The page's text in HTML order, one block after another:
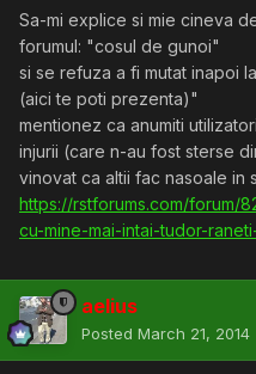
Sa-mi explice si mie cineva
forumul: "cosul de gunoi"
si se refuza a fi mutat inapoi
(aici te poti prezenta)"
mentionez ca anumiti
injurii (care n-au fost sterse
vinovat ca altii fac nasoale in
https://rstforums.com/forum/
cu-mine-mai-intai-tudor-
aelius
Posted March 21, 2014